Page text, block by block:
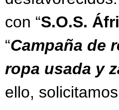
con “S.O.S.
“Campaña de
ropa usada y
ello,